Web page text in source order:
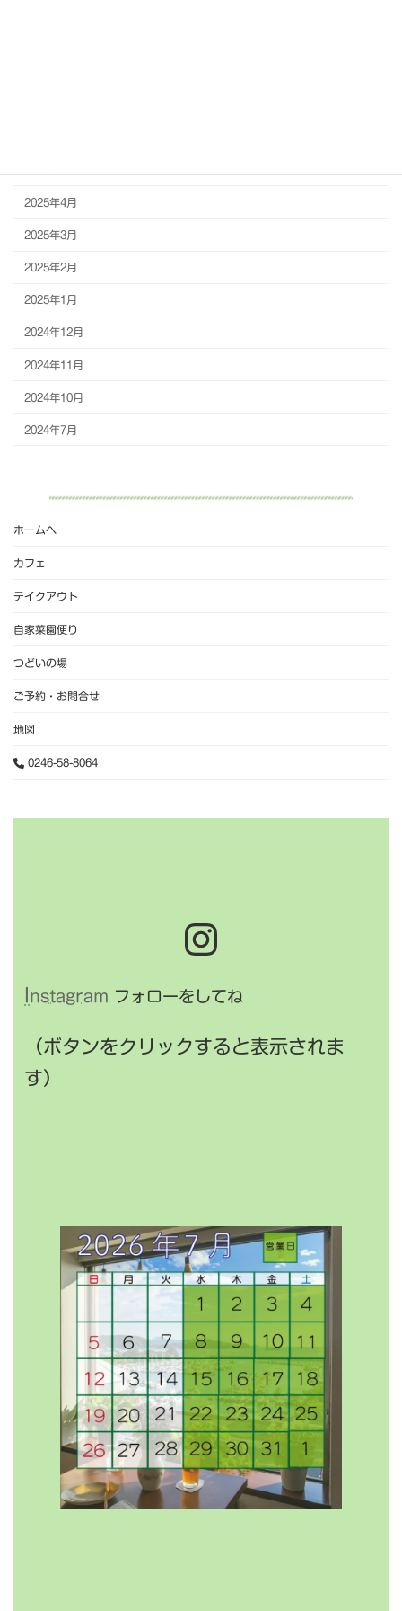
2025年4月
2025年3月
2025年2月
2025年1月
2024年12月
2024年11月
2024年10月
2024年7月
ホームへ
カフェ
テイクアウト
自家菜園便り
つどいの場
ご予約・お問合せ
地図
0246-58-8064
nstagram フォローをしてね
（ボタンをクリックすると表示されま
す）